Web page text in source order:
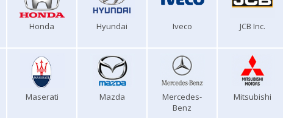
Honda Hyundai Iveco JCB Inc.
Maserati Mazda
Mercedes-
Benz
Mitsubishi